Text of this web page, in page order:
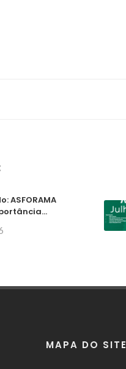
ASFORAMA
MAPA DO SITE